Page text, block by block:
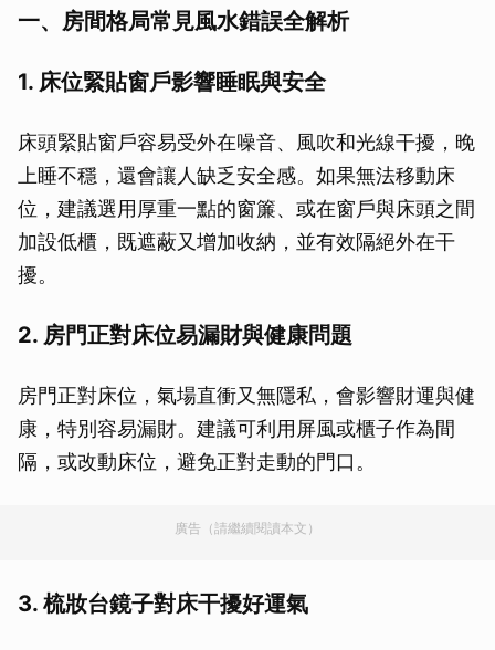
一、房間格局常見風水錯誤全解析
1. 床位緊貼窗戶影響睡眠與安全
床頭緊貼窗戶容易受外在噪音、風吹和光線干擾，晚
上睡不穩，還會讓人缺乏安全感。如果無法移動床
位，建議選用厚重一點的窗簾、或在窗戶與床頭之間
加設低櫃，既遮蔽又增加收納，並有效隔絕外在干
擾。
2. 房門正對床位易漏財與健康問題
房門正對床位，氣場直衝又無隱私，會影響財運與健
康，特別容易漏財。建議可利用屏風或櫃子作為間
隔，或改動床位，避免正對走動的門口。
廣告（請繼續閱讀本文）
3. 梳妝台鏡子對床干擾好運氣